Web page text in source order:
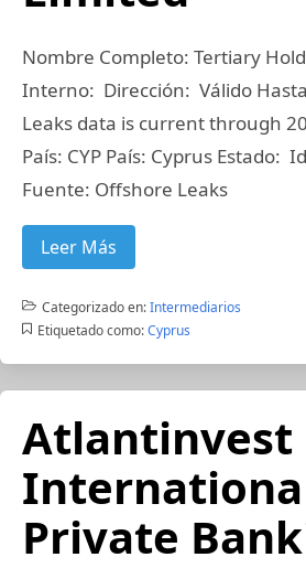
Nombre Completo: Tertiary
Interno: Dirección: Válido
Leaks data is current through
País: CYP País: Cyprus Estado:
Fuente: Offshore Leaks
Leer Más
Categorizado en:Intermediarios
Etiquetado como: Cyprus
Atlantinvest
Private